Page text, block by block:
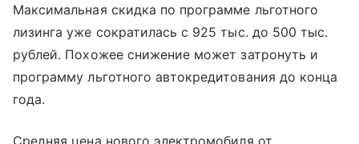
Максимальная скидка по программе льготного
лизинга уже сократилась с 925 тыс. до 500 тыс.
рублей. Похожее снижение может затронуть и
программу льготного автокредитования до конца
года.
Средняя цена нового электромобиля от